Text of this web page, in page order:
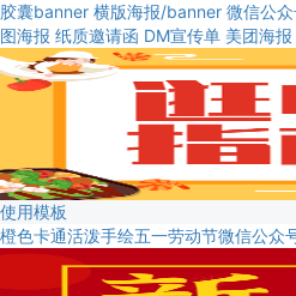
胶囊banner 横版海报/banner 微信公
图海报 纸质邀请函 DM宣传单 美团海报
使用模板
橙色卡通活泼手绘五一劳动节微信公众